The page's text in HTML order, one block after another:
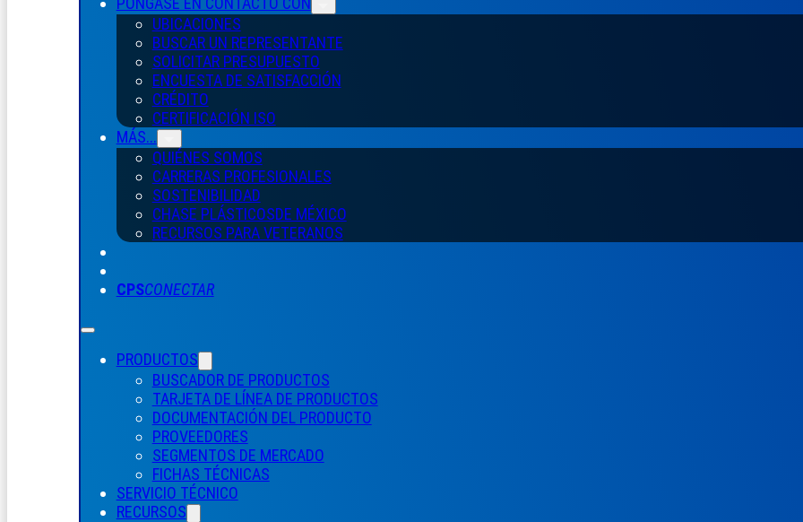
UBICACIONES
BUSCAR UN REPRESENTANTE
SOLICITAR PRESUPUESTO
ENCUESTA DE SATISFACCIÓN
CRÉDITO
CERTIFICACIÓN ISO
MÁS...
QUIÉNES SOMOS
CARRERAS PROFESIONALES
SOSTENIBILIDAD
CHASE PLÁSTICOSDE MÉXICO
RECURSOS PARA VETERANOS
CPSCONECTAR
PRODUCTOS
BUSCADOR DE PRODUCTOS
TARJETA DE LÍNEA DE PRODUCTOS
DOCUMENTACIÓN DEL PRODUCTO
PROVEEDORES
SEGMENTOS DE MERCADO
FICHAS TÉCNICAS
SERVICIO TÉCNICO
RECURSOS